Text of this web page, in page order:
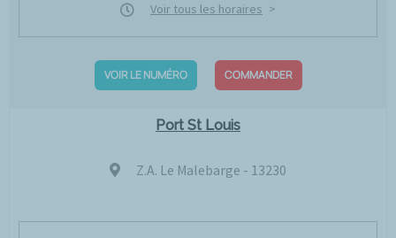
Voir tous les horaires
VOIR LE NUMÉRO COMMANDER
Port St Louis
Z.A. Le Malebarge - 13230